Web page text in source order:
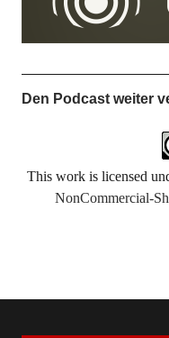
Den Podcast weiter
This work is licensed
NonCommercial-